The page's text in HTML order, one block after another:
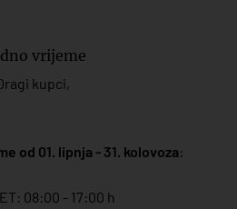
vrijeme
kupci,
od 01. lipnja - 31. kolovoza:
08:00 - 17:00 h